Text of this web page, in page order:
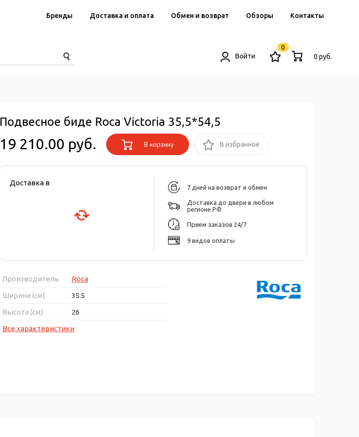
Бренды Доставка и оплата Обмен и возврат Обзоры Контакты
Войти
0
0 руб.
Подвесное биде Roca Victoria 35,5*54,5
19 210.00 руб. В корзину В избранное
Доставка в
7 дней на возврат и обмен
Доставка до двери в любом
регионе РФ
Прием заказов 24/7
9 видов оплаты
Производитель
Roca
Ширина (см)
35.5
Высота (см)
26
Все характеристики